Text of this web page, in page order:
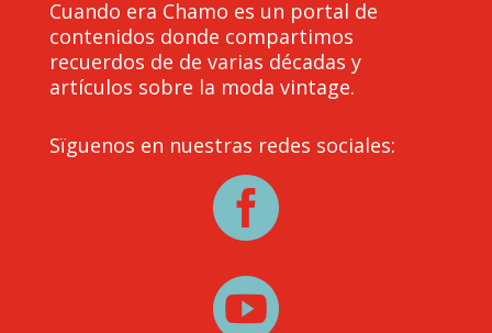
Cuando era Chamo es un portal de
contenidos donde compartimos
recuerdos de de varias décadas y
artículos sobre la moda vintage.
Sïguenos en nuestras redes sociales:

